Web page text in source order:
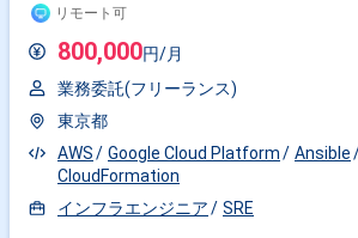
リモート可
800,000円/月
業務委託(フリーランス)
東京都
AWS
Google Cloud Platform Ansible
CloudFormation
インフラエンジニア
SRE